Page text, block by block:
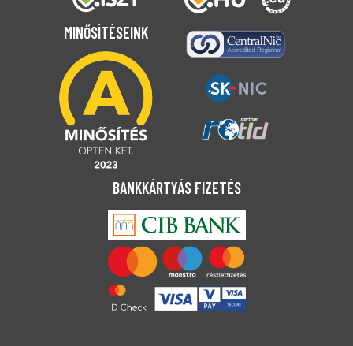
MINŐSÍTÉSEINK
BANKKÁRTYÁS FIZETÉS